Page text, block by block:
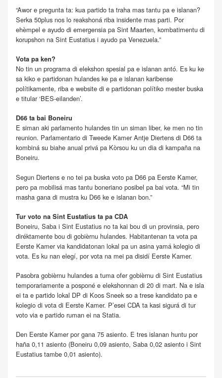
“Awor e pregunta ta: kua partido ta traha mas tantu pa e islanan?
Serka 50plus nos lo reakshoná riba insidente mas parti. Por
ehèmpel e ayudo di emergensia pa Sint Maarten, kombatimentu di
korupshon na Sint Eustatius i ayudo pa Venezuela.”
Vota pa ken?
No tin un programa di elekshon spesial pa e islanan antó. Es ku ke
sa kiko e partidonan hulandes ke pa e islanan karibense
polítikamente, riba e website di e partidonan polítiko mester buska
e titular ‘BES-eilanden’.
D66 ta bai Boneiru
E siman aki parlamento hulandes tin un siman liber, ke men no tin
reunion. Parlamentario di Tweede Kamer Antje Diertens di D66 ta
kombiná su biahe anual privá pa Kòrsou ku un dia di kampaña na
Boneiru.
Segun Diertens e no tei pa buska voto pa D66 pa Eerste Kamer,
pero pa mobilisá mas tantu boneriano posibel pa bai vota. “Mi tin
masha gana di mustra ku D66 ke e islanan bon.”
Tur voto na Sint Eustatius ta pa CDA
Boneiru, Saba i Sint Eustatius no ta kai bou di un provinsia, pero
diréktamente bou di gobièrnu hulandes. Habitantenan ta vota pa
Eerste Kamer via kandidatonan lokal pa un asina yamá kolegio di
vota. Es ku nan elegí, por vota na mei pa disidí Eerste Kamer.
Pasobra gobièrnu hulandes a tuma ofer gobièrnu di Sint Eustatius
temporariamente a posponé e elekshonnan di 20 di mart. Na e isla
ei ta e partido lokal DP di Koos Sneek so a trese kandidato pa e
kolegio di vota di Eerste Kamer. P’esei CDA ta kasi sigurá di tur
voto via e partido ruman ei na Statia.
Den Eerste Kamer por gana 75 asiento. E tres islanan huntu por
haña 0,11 asiento (Boneiru 0,09 asiento, Saba 0,02 asiento i Sint
Eustatius tambe 0,01 asiento).